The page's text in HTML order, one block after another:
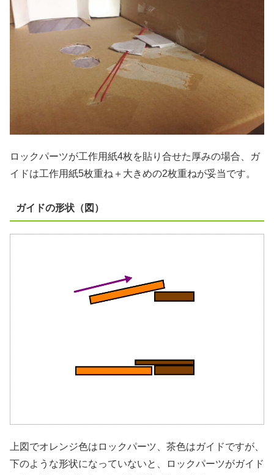
ロックパーツが工作用紙4枚を貼り合せた厚みの場合、ガ
イドは工作用紙5枚重ね＋大きめの2枚重ねが妥当です。
ガイドの形状（図）
上図でオレンジ色はロックパーツ、茶色はガイドですが、
下のような形状になっていないと、ロックパーツがガイド